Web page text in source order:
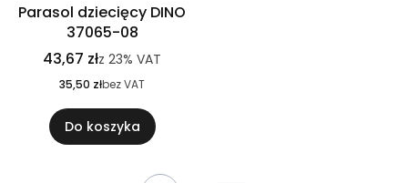
Parasol dziecięcy DINO
37065-08
43,67 złz 23% VAT
35,50 złbez VAT
Do koszyka